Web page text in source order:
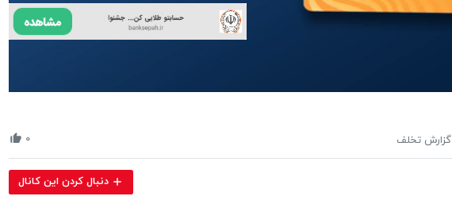
گزارش تخلف ۰
دنبال کردن این کانال